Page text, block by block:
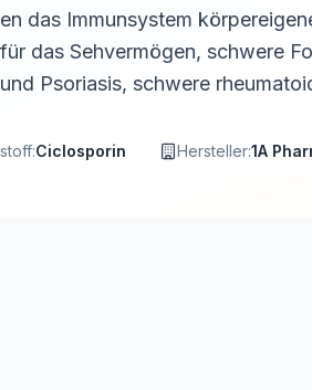
das Immunsystem
das Sehvermögen, schwere
Psoriasis, schwere
Ciclosporin Hersteller:1A